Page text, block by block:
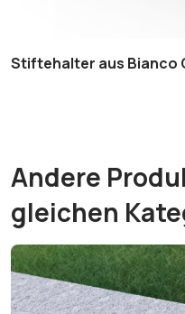
Stiftehalter aus Bianco
Andere
gleichen